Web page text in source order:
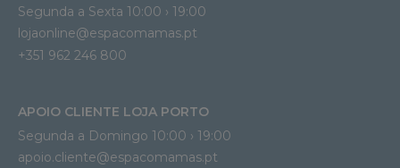
Segunda a Sexta 10:00 › 19:00
lojaonline@espacomamas.pt
+351 962 246 800
APOIO CLIENTE LOJA PORTO
Segunda a Domingo 10:00 › 19:00
apoio.cliente@espacomamas.pt